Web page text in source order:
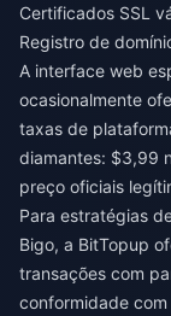
Certificados SSL
Registro de
A interface web
ocasionalmente
taxas de
diamantes: $3,99
preço oficiais
Para estratégias
Bigo, a BitTopup
transações com
conformidade